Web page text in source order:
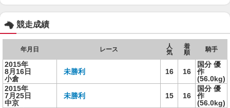
競走成績
年月日 レース
人
気
着
順
騎手
2015年
8月16日
小倉
未勝利 16 16
国分 優
作
(56.0kg)
2015年
7月25日
中京
未勝利 15 16
国分 優
作
(56.0kg)